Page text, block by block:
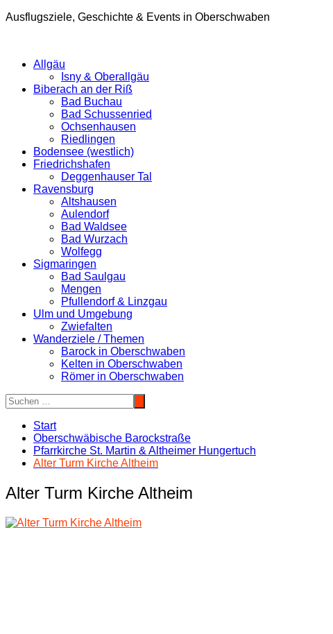
Ausflugsziele, Geschichte & Events in Oberschwaben
Allgäu
Isny & Oberallgäu
Biberach an der Riß
Bad Buchau
Bad Schussenried
Ochsenhausen
Riedlingen
Bodensee (westlich)
Friedrichshafen
Deggenhauser Tal
Ravensburg
Altshausen
Aulendorf
Bad Waldsee
Bad Wurzach
Wolfegg
Sigmaringen
Bad Saulgau
Mengen
Pfullendorf & Linzgau
Ulm und Umgebung
Zwiefalten
Wanderziele / Themen
Barock in Oberschwaben
Kelten in Oberschwaben
Römer in Oberschwaben
Start
Oberschwäbische Barockstraße
Pfarrkirche St. Martin & Altheimer Hungertuch
Alter Turm Kirche Altheim
Alter Turm Kirche Altheim